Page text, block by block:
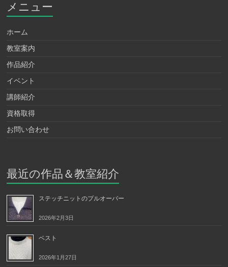
メニュー
ホーム
教室案内
作品紹介
イベント
講師紹介
資格取得
お問い合わせ
最近の作品＆教室紹介
ステッチニットのプルオーバー
2026年2月3日
ベスト
2026年1月27日